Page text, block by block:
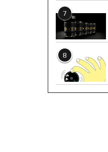
7
8